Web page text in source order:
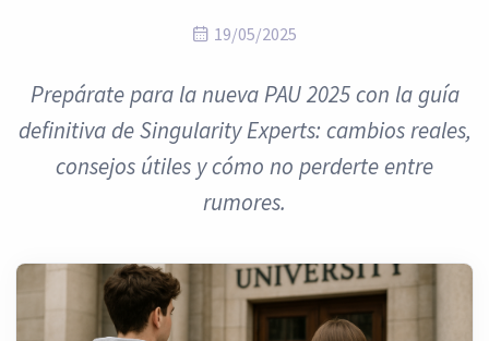
19/05/2025
Prepárate para la nueva PAU 2025 con la guía
definitiva de Singularity Experts: cambios reales,
consejos útiles y cómo no perderte entre
rumores.